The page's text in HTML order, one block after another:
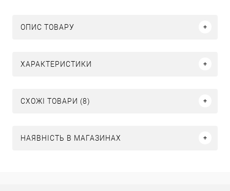
ОПИС ТОВАРУ
ХАРАКТЕРИСТИКИ
СХОЖІ ТОВАРИ (8)
НАЯВНІСТЬ В МАГАЗИНАХ